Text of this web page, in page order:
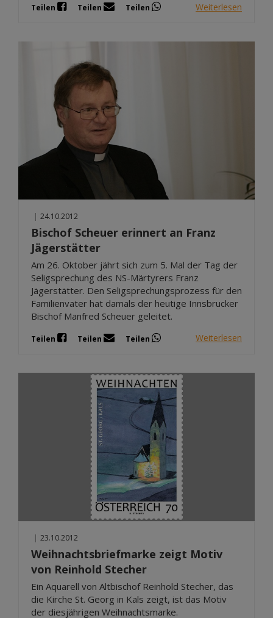
Teilen Teilen Teilen Weiterlesen
| 24.10.2012
Bischof Scheuer erinnert an Franz
Jägerstätter
Am 26. Oktober jährt sich zum 5. Mal der Tag der
Seligsprechung des NS-Märtyrers Franz
Jägerstätter. Den Seligsprechungsprozess für den
Familienvater hat damals der heutige Innsbrucker
Bischof Manfred Scheuer geleitet.
Teilen Teilen Teilen Weiterlesen
| 23.10.2012
Weihnachtsbriefmarke zeigt Motiv
von Reinhold Stecher
Ein Aquarell von Altbischof Reinhold Stecher, das
die Kirche St. Georg in Kals zeigt, ist das Motiv
der diesjährigen Weihnachtsmarke.